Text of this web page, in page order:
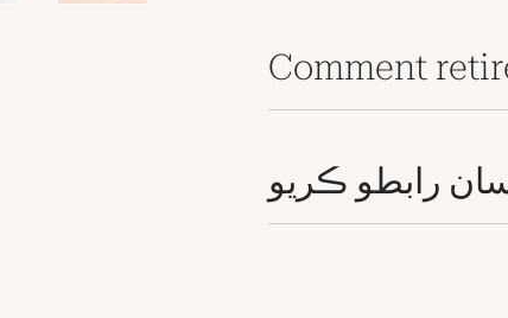
Comment
رابطو ڪريو